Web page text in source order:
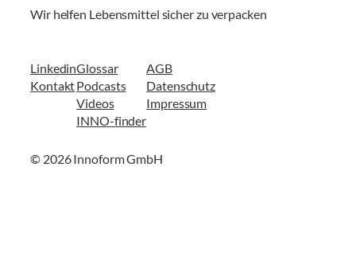
Wir helfen Lebensmittel sicher zu verpacken
Linkedin
Kontakt
Glossar
Podcasts
Videos
INNO-finder
AGB
Datenschutz
Impressum
© 2026 Innoform GmbH